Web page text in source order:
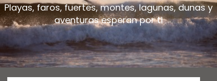
Playas, faros, fuertes, montes, lagunas, dunas y
aventuras esperan por ti